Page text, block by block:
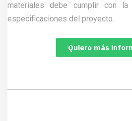
materiales debe cumplir con
especificaciones del proyecto.
Quiero más